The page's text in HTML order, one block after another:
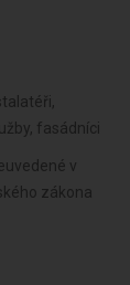
fasádníci
v
zákona